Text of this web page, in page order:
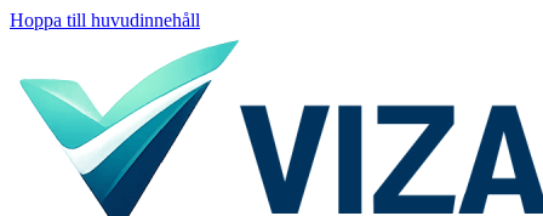
Hoppa till huvudinnehåll